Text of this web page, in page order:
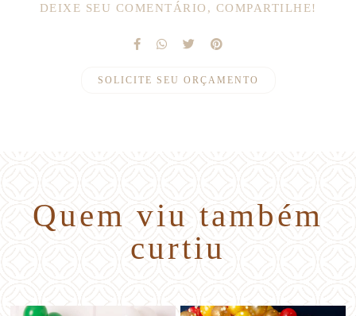
DEIXE SEU COMENTÁRIO, COMPARTILHE!
SOLICITE SEU ORÇAMENTO
Quem viu também
curtiu